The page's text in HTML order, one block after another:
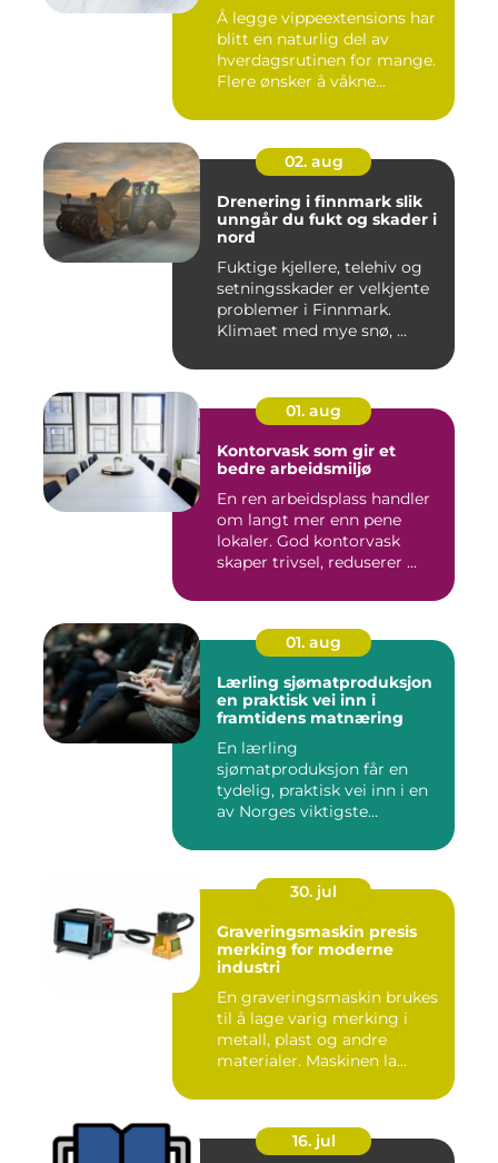
Å legge vippeextensions har
blitt en naturlig del av
hverdagsrutinen for mange.
Flere ønsker å våkne...
02. aug
Drenering i finnmark slik
unngår du fukt og skader i
nord
Fuktige kjellere, telehiv og
setningsskader er velkjente
problemer i Finnmark.
Klimaet med mye snø, ...
01. aug
Kontorvask som gir et
bedre arbeidsmiljø
En ren arbeidsplass handler
om langt mer enn pene
lokaler. God kontorvask
skaper trivsel, reduserer ...
01. aug
Lærling sjømatproduksjon
en praktisk vei inn i
framtidens matnæring
En lærling
sjømatproduksjon får en
tydelig, praktisk vei inn i en
av Norges viktigste
30. jul
Graveringsmaskin presis
merking for moderne
industri
En graveringsmaskin brukes
til å lage varig merking i
metall, plast og andre
materialer. Maskinen la...
16. jul